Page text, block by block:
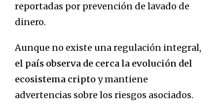
reportadas por prevención de lavado de
dinero.
Aunque no existe una regulación integral,
el país observa de cerca la evolución del
ecosistema criptoy mantiene
advertencias sobre los riesgos asociados.